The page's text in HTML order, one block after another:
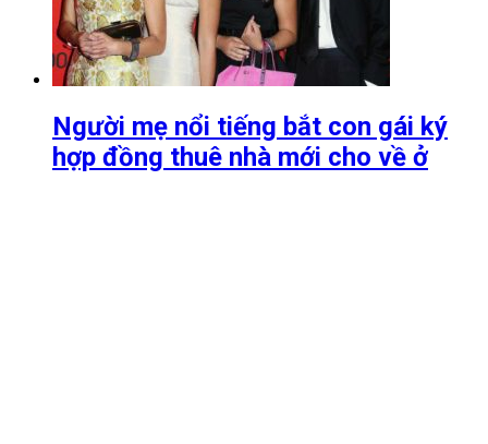
Người mẹ nổi tiếng bắt con gái ký
hợp đồng thuê nhà mới cho về ở